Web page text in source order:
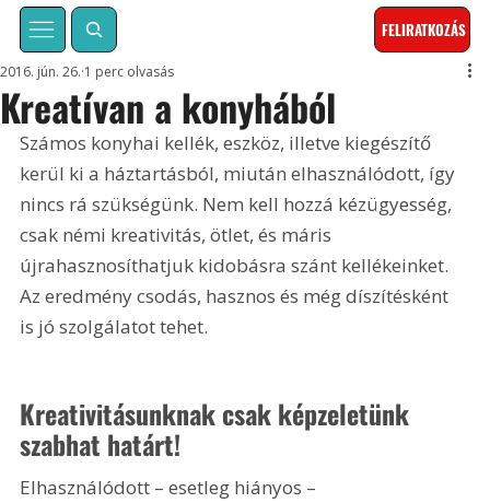
FELIRATKOZÁS
Kreatívan a konyhából
2016. jún. 26. 1 perc olvasás
Számos konyhai kellék, eszköz, illetve kiegészítő
kerül ki a háztartásból, miután elhasználódott, így
nincs rá szükségünk. Nem kell hozzá kézügyesség,
csak némi kreativitás, ötlet, és máris
újrahasznosíthatjuk kidobásra szánt kellékeinket.
Az eredmény csodás, hasznos és még díszítésként
is jó szolgálatot tehet.
Kreativitásunknak csak képzeletünk
szabhat határt!
Elhasználódott – esetleg hiányos –